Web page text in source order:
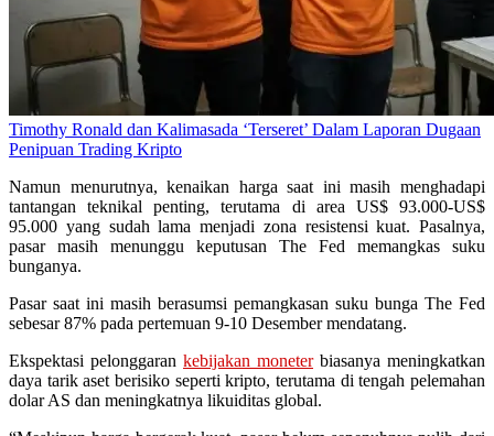
Timothy Ronald dan Kalimasada ‘Terseret’ Dalam Laporan Dugaan
Penipuan Trading Kripto
Namun menurutnya, kenaikan harga saat ini masih menghadapi
tantangan teknikal penting, terutama di area US$ 93.000-US$
95.000 yang sudah lama menjadi zona resistensi kuat. Pasalnya,
pasar masih menunggu keputusan The Fed memangkas suku
bunganya.
Pasar saat ini masih berasumsi pemangkasan suku bunga The Fed
sebesar 87% pada pertemuan 9-10 Desember mendatang.
Ekspektasi pelonggaran kebijakan moneterbiasanya meningkatkan
daya tarik aset berisiko seperti kripto, terutama di tengah pelemahan
dolar AS dan meningkatnya likuiditas global.